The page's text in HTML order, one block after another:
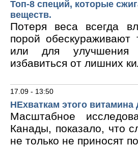
Топ-8 специй, которые
веществ.
Потеря веса всегда
порой обескураживают
или для улучшения
избавиться от лишних
17.09 - 13:50
НЕхваткам этого витамина
Масштабное
Канады, показало, что
не только не приносят